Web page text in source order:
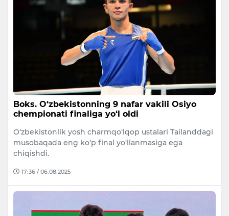
Boks. O‘zbekistonning 9 nafar vakili Osiyo
chempionati finaliga yo‘l oldi
O‘zbekistonlik yosh charmqo‘lqop ustalari Tailanddagi
musobaqada eng ko‘p final yo‘llanmasiga ega
chiqishdi.
17:36 / 06.08.2025